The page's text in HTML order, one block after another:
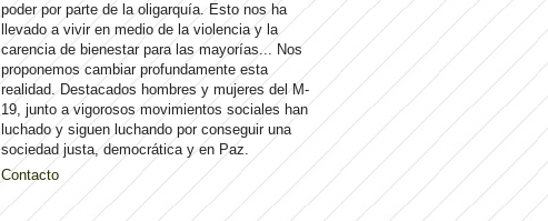
poder por parte de la oligarquía. Esto nos ha
llevado a vivir en medio de la violencia y la
carencia de bienestar para las mayorías... Nos
proponemos cambiar profundamente esta
realidad. Destacados hombres y mujeres del M-
19, junto a vigorosos movimientos sociales han
luchado y siguen luchando por conseguir una
sociedad justa, democrática y en Paz.
Contacto